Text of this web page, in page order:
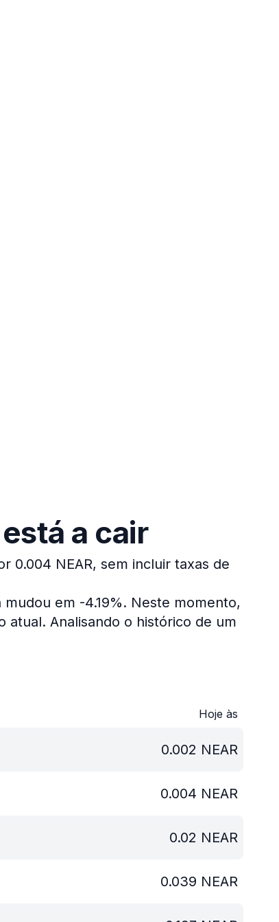
a cair
0.004 NEAR, sem incluir taxas de
em -4.19%. Neste momento,
atual. Analisando o histórico de um
Hoje às
0.002 NEAR
0.004 NEAR
0.02 NEAR
0.039 NEAR